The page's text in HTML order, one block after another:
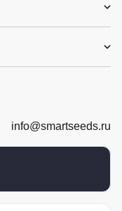
info@smartseeds.ru